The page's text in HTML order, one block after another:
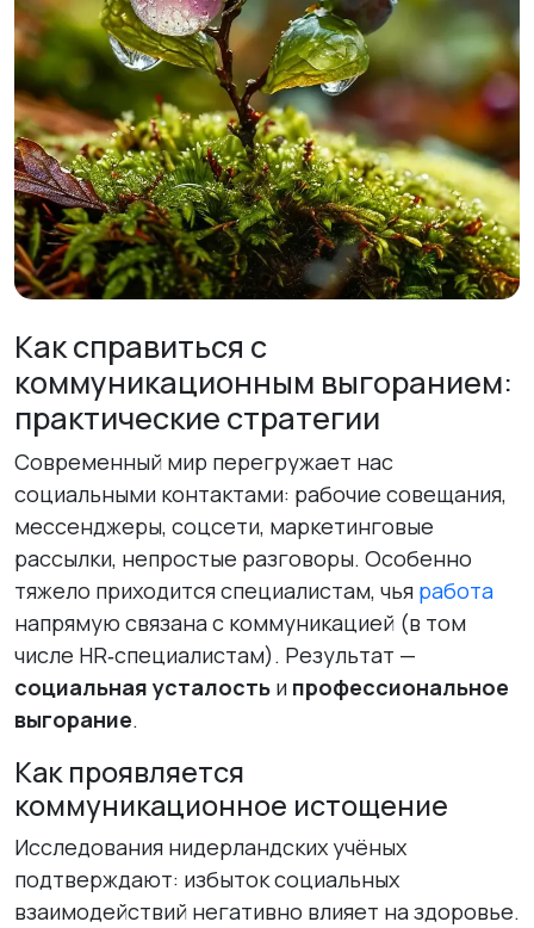
Как справиться с
коммуникационным выгоранием:
практические стратегии
Современный мир перегружает нас
социальными контактами: рабочие совещания,
мессенджеры, соцсети, маркетинговые
рассылки, непростые разговоры. Особенно
тяжело приходится специалистам, чья работа
напрямую связана с коммуникацией (в том
числе HR‑специалистам). Результат —
социальная усталость и профессиональное
выгорание.
Как проявляется
коммуникационное истощение
Исследования нидерландских учёных
подтверждают: избыток социальных
взаимодействий негативно влияет на здоровье.